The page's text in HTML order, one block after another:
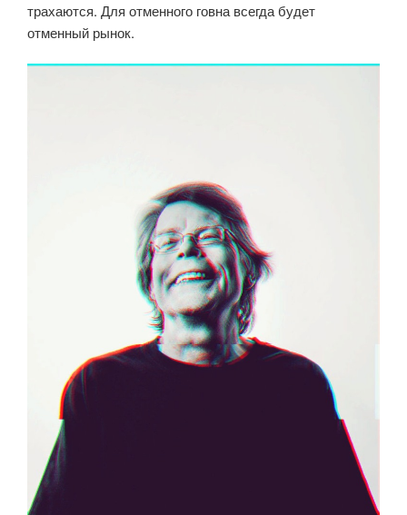
трахаются. Для отменного говна всегда будет
отменный рынок.